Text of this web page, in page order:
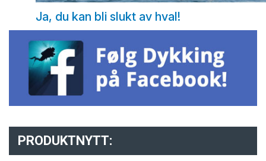
Ja, du kan bli slukt av hval!
PRODUKTNYTT: